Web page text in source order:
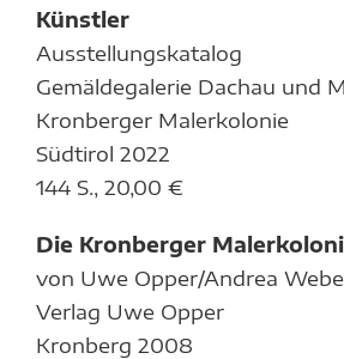
Künstler
Ausstellungskatalog
Gemäldegalerie Dachau und
Kronberger Malerkolonie
Südtirol 2022
144 S., 20,00 €
Die Kronberger
von Uwe Opper/Andrea
Verlag Uwe Opper
Kronberg 2008